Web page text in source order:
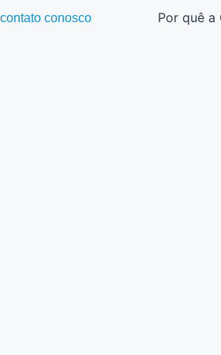
conosco Por quê a